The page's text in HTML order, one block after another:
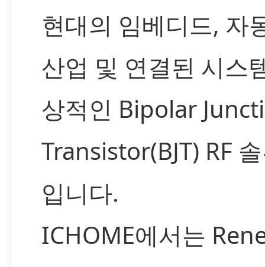
현대의 임베디드, 자
산업 및 연결된 시스
상적인 Bipolar
Transistor(BJT) RF
입니다.
ICHOME에서는